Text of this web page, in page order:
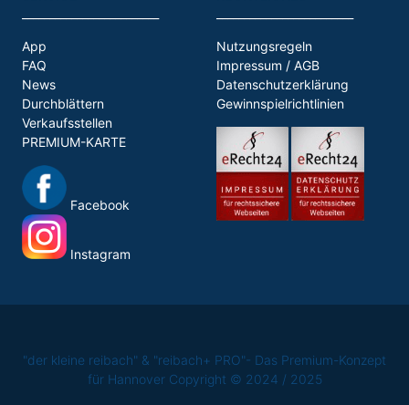
App
FAQ
News
Durchblättern
Verkaufsstellen
PREMIUM-KARTE
Facebook
Instagram
Nutzungsregeln
Impressum / AGB
Datenschutzerklärung
Gewinnspielrichtlinien
"der kleine reibach" & "reibach+ PRO"- Das Premium-Konzept
für Hannover Copyright © 2024 / 2025